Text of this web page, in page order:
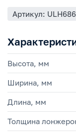
Артикул: ULH686
Высота, мм
Ширина, мм
Длина, мм
Толщина